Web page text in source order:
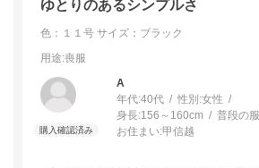
ゆとりのあるシンプルさ
色：１１号 サイズ：ブラック
用途:喪服
A
年代:40代 性別:女性
身長:156～160cm 普段の
お住まい:甲信越